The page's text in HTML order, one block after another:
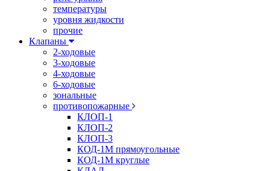
температуры
уровня жидкости
прочие
Клапаны
2-ходовые
3-ходовые
4-ходовые
6-ходовые
зональные
противопожарные
КЛОП-1
КЛОП-2
КЛОП-3
КОД-1М прямоугольные
КОД-1М круглые